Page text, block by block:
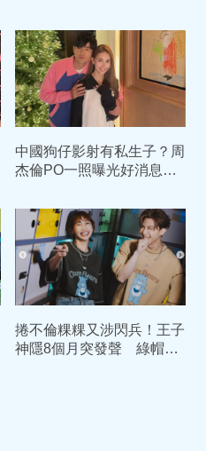
中國狗仔影射有私生子？周
杰倫PO一照曝光好消息
捲不倫粿粿又涉閃兵！王子
神隱8個月突發聲 綠帽夫